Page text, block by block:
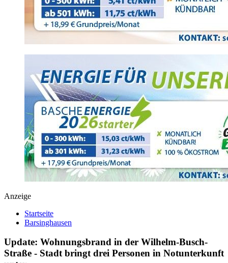
Anzeige
Startseite
Barsinghausen
Update: Wohnungsbrand in der Wilhelm-Busch-
Straße - Stadt bringt drei Personen in Notunterkunft